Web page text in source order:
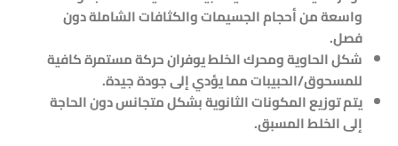
واسعة من أحجام الجسيمات والكثافات الشاملة دون
فصل.
شكل الحاوية ومحرك الخلط يوفران حركة مستمرة كافية
للمسحوق/الحبيبات مما يؤدي إلى جودة جيدة.
يتم توزيع المكونات الثانوية بشكل متجانس دون الحاجة
إلى الخلط المسبق.